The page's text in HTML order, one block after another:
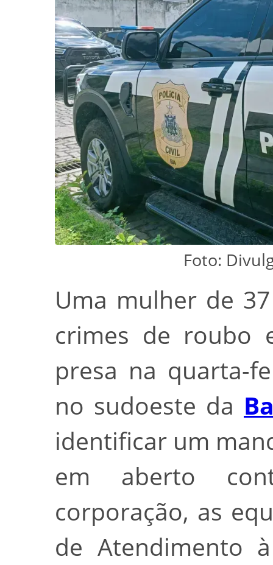
Foto:
Uma mulher de
crimes de roubo
presa na quarta-
no sudoeste da
identificar um
em aberto
corporação, as
de Atendimento